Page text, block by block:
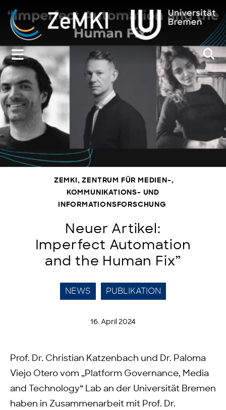
Zum
Inhalt
springen
ZEMKI, ZENTRUM FÜR MEDIEN-,
KOMMUNIKATIONS- UND
INFORMATIONSFORSCHUNG
Neuer Artikel:
Imperfect Automation
and the Human Fix”
NEWS PUBLIKATION
16. April 2024
Prof. Dr. Christian Katzenbach und Dr. Paloma
Viejo Otero vom „Platform Governance, Media
and Technology“ Lab an der Universität Bremen
haben in Zusammenarbeit mit Prof. Dr.